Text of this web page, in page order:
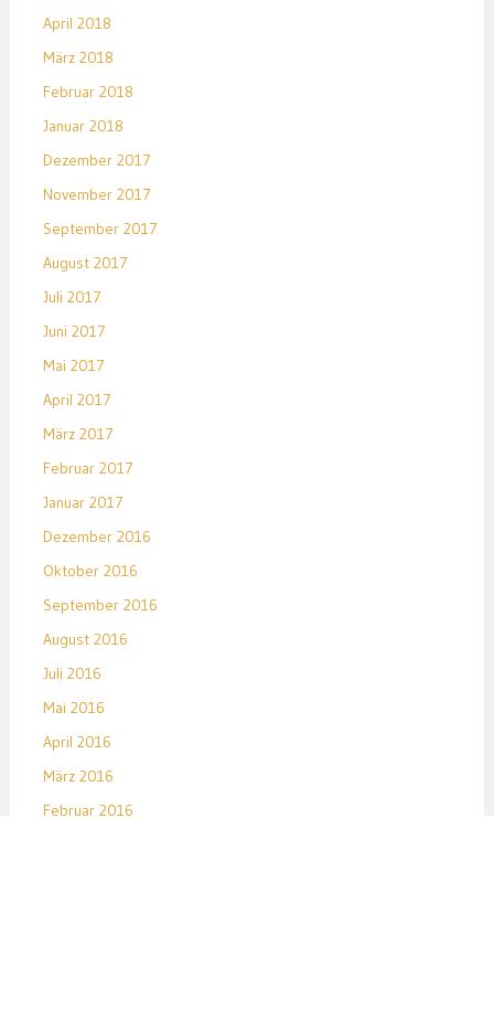
April 2018
März 2018
Februar 2018
Januar 2018
Dezember 2017
November 2017
September 2017
August 2017
Juli 2017
Juni 2017
Mai 2017
April 2017
März 2017
Februar 2017
Januar 2017
Dezember 2016
Oktober 2016
September 2016
August 2016
Juli 2016
Mai 2016
April 2016
März 2016
Februar 2016